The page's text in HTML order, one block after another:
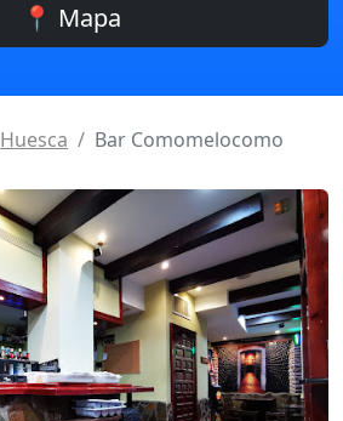
📍 Mapa
Huesca Bar Comomelocomo